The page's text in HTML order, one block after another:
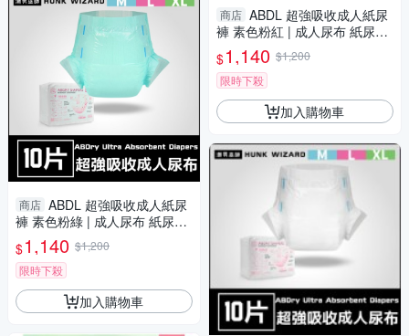
商店 ABDL 超強吸收成人紙尿
褲 素色粉綠 | 成人尿布 紙尿布
LittleForBig ABDry
$1,140 $1,200
限時下殺
加入購物車
商店 ABDL 超強吸收成人紙尿
褲 素色粉紅 | 成人尿布 紙尿布
LittleForBig ABDry
$1,140 $1,200
限時下殺
加入購物車